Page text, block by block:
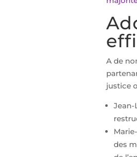
A de
justice
Jean-
des